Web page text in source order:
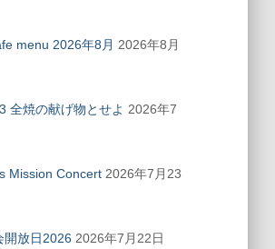
menu 2026年8月 2026年8月
全焼の献げ物とせよ 2026年7
Mission Concert 2026年7月23
開放日2026 2026年7月22日